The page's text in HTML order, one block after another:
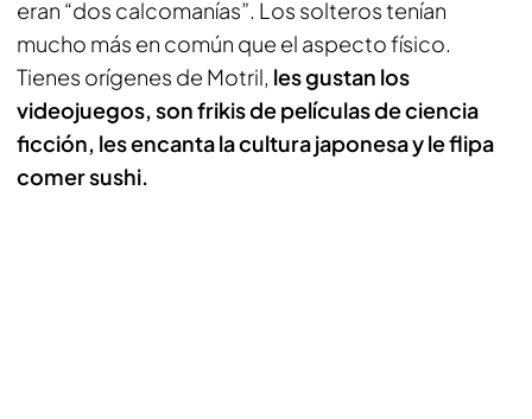
eran “dos calcomanías”. Los solteros tenían
mucho más en común que el aspecto físico.
Tienes orígenes de Motril, les gustan los
videojuegos, son frikis de películas de ciencia
ficción, les encanta la cultura japonesa y le flipa
comer sushi.